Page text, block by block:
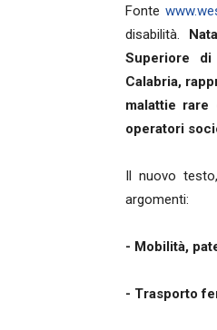
Fonte
disabilità.
Superiore di
Calabria,
malattie
operatori
Il nuovo
argomenti:
- Mobilità,
- Trasporto